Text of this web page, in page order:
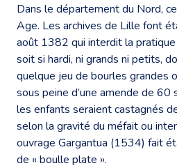
Dans le département du Nord,
Age. Les archives de Lille font
août 1382 qui interdit la pratique
soit si hardi, ni grands ni petits,
quelque jeu de bourles grandes
sous peine d’une amende de
les enfants seraient castagnés
selon la gravité du méfait ou
ouvrage Gargantua (1534) fait
de « boulle plate ».